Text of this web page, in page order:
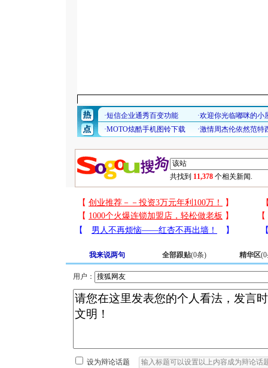
共找到 11,378 个相关新闻.
我来说两句 全部跟贴(0条) 精华区(0
用户：
设为辩论话题